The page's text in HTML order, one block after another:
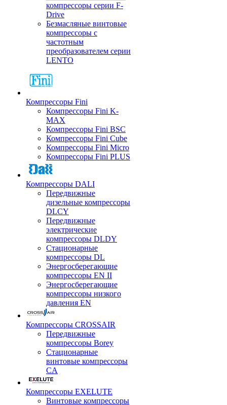
компрессоры серии F-
Drive
Безмасляные винтовые
компрессоры с
частотным
преобразователем серии
LENTO
Компрессоры Fini
Компрессоры Fini K-
MAX
Компрессоры Fini BSC
Компрессоры Fini Cube
Компрессоры Fini Micro
Компрессоры Fini PLUS
Компрессоры DALI
Передвижные
дизельные компрессоры
DLCY
Передвижные
электрические
компрессоры DLDY
Стационарные
компрессоры DL
Энергосберегающие
компрессоры EN II
Энергосберегающие
компрессоры низкого
давления EN
Компрессоры CROSSAIR
Передвижные
компрессоры Borey
Стационарные
винтовые компрессоры
CA
Компрессоры EXELUTE
Винтовые компрессоры